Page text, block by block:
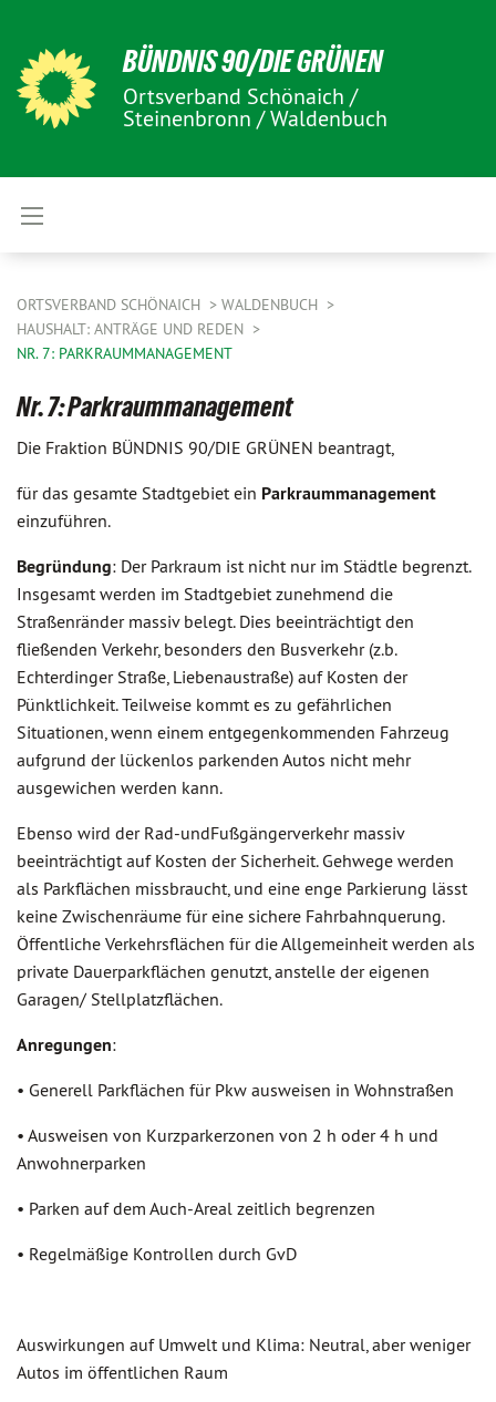
BÜNDNIS 90/DIE GRÜNEN
Ortsverband Schönaich /
Steinenbronn / Waldenbuch
ORTSVERBAND SCHÖNAICH
WALDENBUCH
HAUSHALT: ANTRÄGE UND REDEN
NR. 7: PARKRAUMMANAGEMENT
Nr. 7: Parkraummanagement
Die Fraktion BÜNDNIS 90/DIE GRÜNEN beantragt,
für das gesamte Stadtgebiet ein Parkraummanagement
einzuführen.
Begründung: Der Parkraum ist nicht nur im Städtle begrenzt.
Insgesamt werden im Stadtgebiet zunehmend die
Straßenränder massiv belegt. Dies beeinträchtigt den
fließenden Verkehr, besonders den Busverkehr (z.b.
Echterdinger Straße, Liebenaustraße) auf Kosten der
Pünktlichkeit. Teilweise kommt es zu gefährlichen
Situationen, wenn einem entgegenkommenden Fahrzeug
aufgrund der lückenlos parkenden Autos nicht mehr
ausgewichen werden kann.
Ebenso wird der Rad-undFußgängerverkehr massiv
beeinträchtigt auf Kosten der Sicherheit. Gehwege werden
als Parkflächen missbraucht, und eine enge Parkierung lässt
keine Zwischenräume für eine sichere Fahrbahnquerung.
Öffentliche Verkehrsflächen für die Allgemeinheit werden als
private Dauerparkflächen genutzt, anstelle der eigenen
Garagen/ Stellplatzflächen.
Anregungen:
• Generell Parkflächen für Pkw ausweisen in Wohnstraßen
• Ausweisen von Kurzparkerzonen von 2 h oder 4 h und
Anwohnerparken
• Parken auf dem Auch-Areal zeitlich begrenzen
• Regelmäßige Kontrollen durch GvD
Auswirkungen auf Umwelt und Klima: Neutral, aber weniger
Autos im öffentlichen Raum